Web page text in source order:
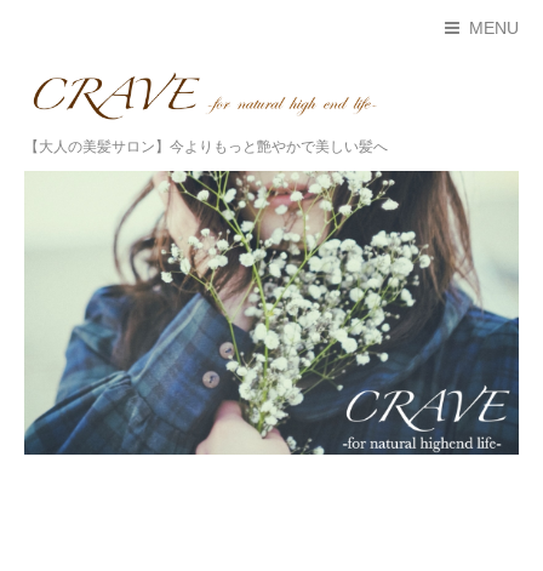
MENU
【大人の美髪サロン】今よりもっと艶やかで美しい髪へ